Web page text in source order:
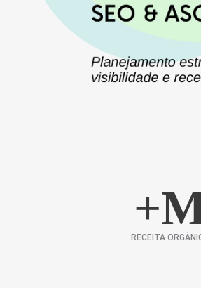
+
RECEITA